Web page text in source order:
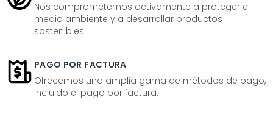
Nos comprometemos activamente a proteger el
medio ambiente y a desarrollar productos
sostenibles.
PAGO POR FACTURA
Ofrecemos una amplia gama de métodos de pago,
incluido el pago por factura.